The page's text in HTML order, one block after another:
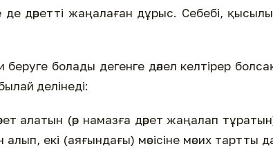
дәретті жаңалаған дұрыс. Себебі,
беруге болады дегенге дәлел келтірер
делінеді:
алатын (әр намазға дәрет жаңалап
екі (аяғындағы) мәсісіне мәсих тартты